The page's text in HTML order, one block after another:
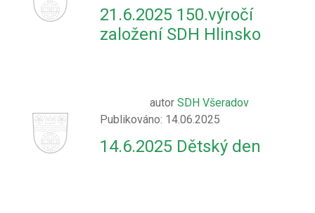
21.6.2025 150.výročí
založení SDH Hlinsko
autor SDH Všeradov
Publikováno: 14.06.2025
14.6.2025 Dětský den